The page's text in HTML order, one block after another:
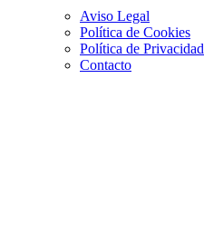
Aviso Legal
Política de Cookies
Política de Privacidad
Contacto